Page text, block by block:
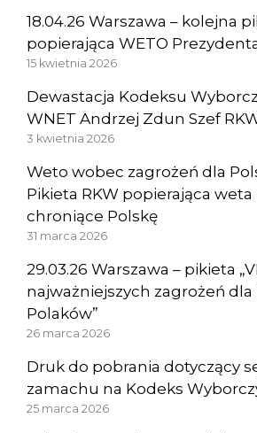
18.04.26 Warszawa – kolejna
popierająca WETO
15 kwietnia 2026
Dewastacja Kodeksu
WNET Andrzej Zdun Szef
3 kwietnia 2026
Weto wobec zagrożeń dla
Pikieta RKW popierająca
chroniące Polskę
31 marca 2026
29.03.26 Warszawa – pikieta
najważniejszych zagrożeń dla
Polaków”
26 marca 2026
Druk do pobrania dotyczący
zamachu na Kodeks
25 marca 2026